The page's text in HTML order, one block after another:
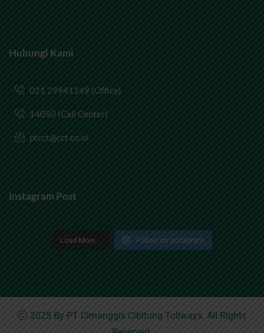
Hubungi Kami
021 29941149 (Office)
14050 (Call Center)
ptcct@cct.co.id
Instagram Post
Load More... Follow on Instagram
2025 By PT Cimanggis Cibitung Tollways. All Rights